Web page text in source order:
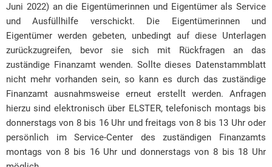
Juni 2022) an die Eigentümerinnen und Eigentümer als Service
und Ausfüllhilfe verschickt. Die Eigentümerinnen und
Eigentümer werden gebeten, unbedingt auf diese Unterlagen
zurückzugreifen, bevor sie sich mit Rückfragen an das
zuständige Finanzamt wenden. Sollte dieses Datenstammblatt
nicht mehr vorhanden sein, so kann es durch das zuständige
Finanzamt ausnahmsweise erneut erstellt werden. Anfragen
hierzu sind elektronisch über ELSTER, telefonisch montags bis
donnerstags von 8 bis 16 Uhr und freitags von 8 bis 13 Uhr oder
persönlich im Service-Center des zuständigen Finanzamts
montags von 8 bis 16 Uhr und donnerstags von 8 bis 18 Uhr